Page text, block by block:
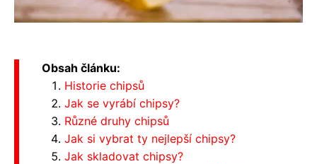
Obsah článku:
Historie chipsů
Jak se vyrábí chipsy?
Různé druhy chipsů
Jak si vybrat ty nejlepší chipsy?
Jak skladovat chipsy?